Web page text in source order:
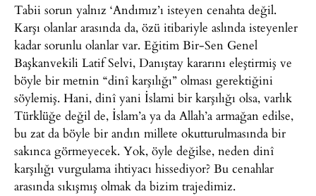
Tabii sorun yalnız ‘Andımız’ı isteyen cenahta değil.
Karşı olanlar arasında da, özü itibariyle aslında isteyenler
kadar sorunlu olanlar var. Eğitim Bir-Sen Genel
Başkanvekili Latif Selvi, Danıştay kararını eleştirmiş ve
böyle bir metnin “dinî karşılığı” olması gerektiğini
söylemiş. Hani, dinî yani İslami bir karşılığı olsa, varlık
Türklüğe değil de, İslam’a ya da Allah’a armağan edilse,
bu zat da böyle bir andın millete okutturulmasında bir
sakınca görmeyecek. Yok, öyle değilse, neden dinî
karşılığı vurgulama ihtiyacı hissediyor? Bu cenahlar
arasında sıkışmış olmak da bizim trajedimiz.